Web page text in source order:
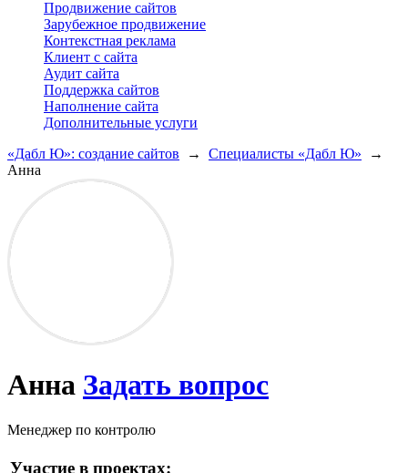
Продвижение сайтов
Зарубежное продвижение
Контекстная реклама
Клиент с сайта
Аудит сайта
Поддержка сайтов
Наполнение сайта
Дополнительные услуги
«Дабл Ю»: создание сайтов
→ Специалисты «Дабл Ю»
→
Анна
Анна Задать вопрос
Менеджер по контролю
Участие в проектах: